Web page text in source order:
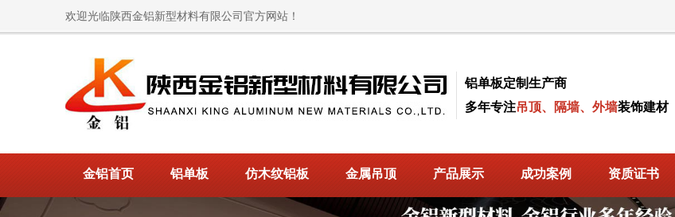
欢迎光临陕西金铝新型材料有限公司官方网站！
铝单板定制生产商
多年专注吊顶、隔墙、外墙装饰建材
金铝首页 铝单板 仿木纹铝板 金属吊顶 产品展示 成功案例 资质证书